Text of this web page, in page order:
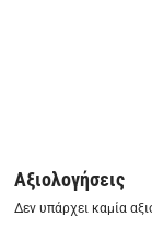
Αξιολογήσεις
Δεν υπάρχει καμία